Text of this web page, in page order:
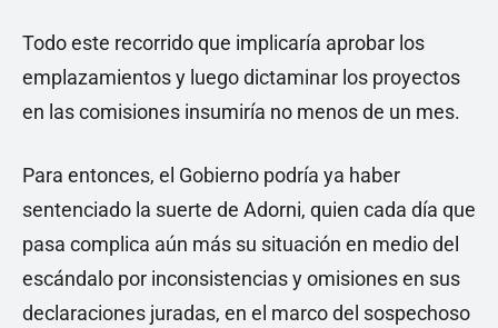
Todo este recorrido que implicaría aprobar los
emplazamientos y luego dictaminar los proyectos
en las comisiones insumiría no menos de un mes.
Para entonces, el Gobierno podría ya haber
sentenciado la suerte de Adorni, quien cada día que
pasa complica aún más su situación en medio del
escándalo por inconsistencias y omisiones en sus
declaraciones juradas, en el marco del sospechoso